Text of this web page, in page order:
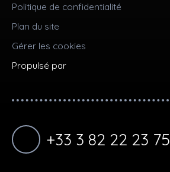
Politique de confidentialité
Plan du site
Gérer les cookies
Propulsé par
+33 3 82 22 23 75